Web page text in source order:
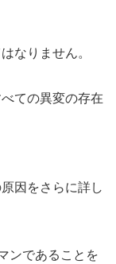
なりません。
ての異変の存在
因をさらに詳し
ンであることを